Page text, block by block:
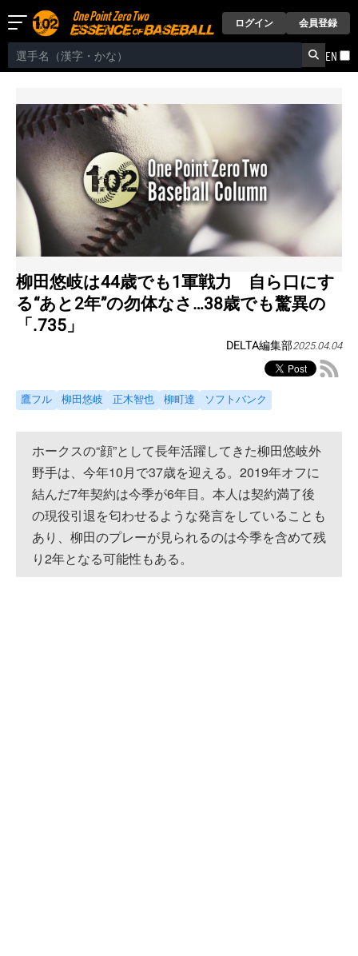
ログイン 会員登録
EN
柳田悠岐は44歳でも1軍戦力 自ら口にす
る“あと2年”の勿体なさ…38歳でも驚異の
「.735」
DELTA編集部2025.04.04
鷹フル 柳田悠岐 正木智也 柳町達 ソフトバンク
ホークスの“顔”として長年活躍してきた柳田悠岐外
野手は、今年10月で37歳を迎える。2019年オフに
結んだ7年契約は今季が6年目。本人は契約満了後
の現役引退を匂わせるような発言をしていることも
あり、柳田のプレーが見られるのは今季を含めて残
り2年となる可能性もある。